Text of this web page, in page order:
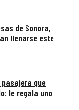
de Sonora,
llenarse este
que
le regala uno